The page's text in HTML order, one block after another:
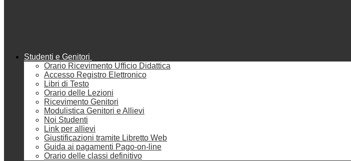
Studenti e Genitori
Orario Ricevimento Ufficio Didattica
Accesso Registro Elettronico
Libri di Testo
Orario delle Lezioni
Ricevimento Genitori
Modulistica Genitori e Allievi
Noi Studenti
Link per allievi
Giustificazioni tramite Libretto Web
Guida ai pagamenti Pago-on-line
Orario delle classi definitivo